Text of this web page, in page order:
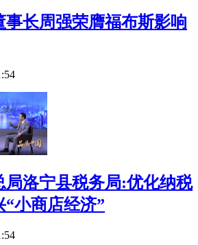
事长周强荣膺福布斯影响
局洛宁县税务局:优化纳税
“小商店经济”